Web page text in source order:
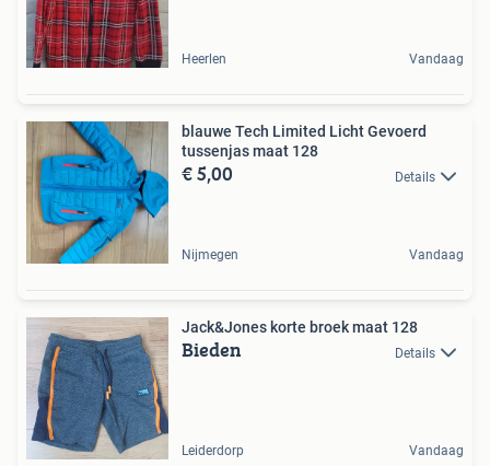
Heerlen Vandaag
blauwe Tech Limited Licht Gevoerd
tussenjas maat 128
€ 5,00 Details
Nijmegen Vandaag
Jack&Jones korte broek maat 128
Bieden Details
Leiderdorp Vandaag